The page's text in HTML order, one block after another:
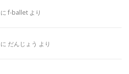
に f-ballet より
に だんじょう より